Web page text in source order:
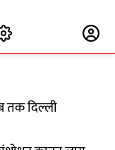
तक दिल्ली